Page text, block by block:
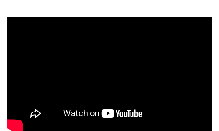
Catégorie :